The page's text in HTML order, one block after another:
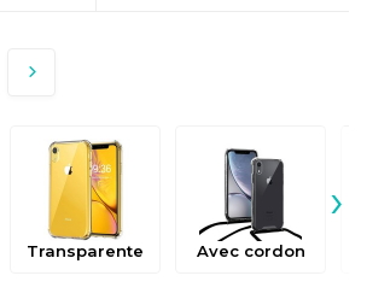
Transparente Avec cordon
›